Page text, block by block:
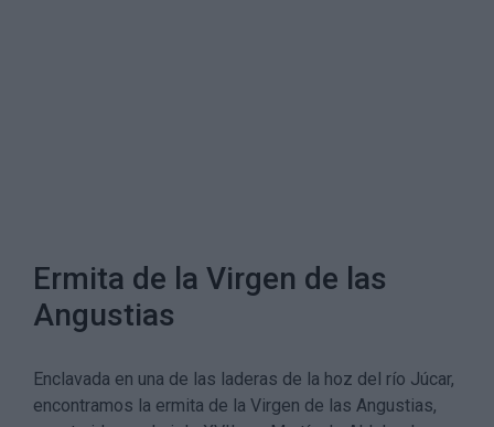
Ermita de la Virgen de las
Angustias
Enclavada en una de las laderas de la hoz del río Júcar,
encontramos la ermita de la Virgen de las Angustias,